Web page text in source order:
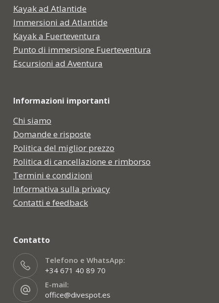
Kayak ad Atlantide
Immersioni ad Atlantide
Kayak a Fuerteventura
Punto di immersione Fuerteventura
Escursioni ad Aventura
Informazioni importanti
Chi siamo
Domande e risposte
Politica del miglior prezzo
Politica di cancellazione e rimborso
Termini e condizioni
Informativa sulla privacy
Contatti e feedback
Contatto
Telefono e WhatsApp:
+34 671 40 89 70
E-mail:
office@divespot.es